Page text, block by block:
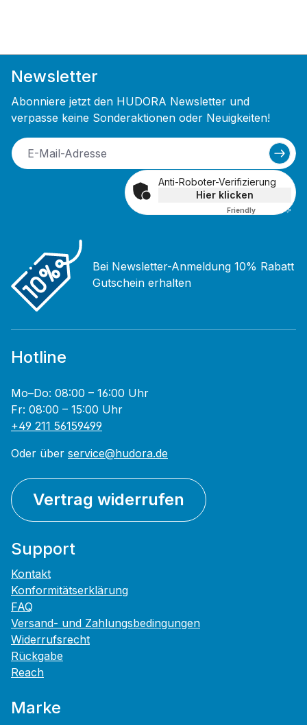
Newsletter
Abonniere jetzt den HUDORA Newsletter und
verpasse keine Sonderaktionen oder Neuigkeiten!
Anti-Roboter-Verifizierung
Hier klicken
Friendly Captcha ⇗
Bei Newsletter-Anmeldung 10% Rabatt
Gutschein erhalten
Hotline
Mo–Do: 08:00 – 16:00 Uhr
Fr: 08:00 – 15:00 Uhr
+49 211 56159499
Oder über service@hudora.de
Vertrag widerrufen
Support
Kontakt
Konformitätserklärung
FAQ
Versand- und Zahlungsbedingungen
Widerrufsrecht
Rückgabe
Reach
Marke